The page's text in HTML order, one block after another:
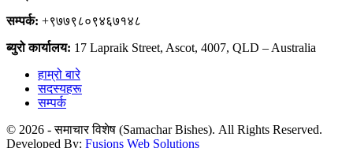
सम्पर्क: +९७७९८०९४६७१४८
ब्युरो कार्यालय: 17 Lapraik Street, Ascot, 4007, QLD – Australia
हाम्रो बारे
सदस्यहरू
सम्पर्क
© 2026 - समाचार विशेष (Samachar Bishes). All Rights Reserved.
Developed By: Fusions Web Solutions